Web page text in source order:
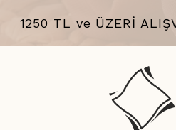
1250 TL ve ÜZERİ